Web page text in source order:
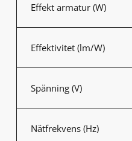
Effekt armatur (W)
Effektivitet (lm/W)
Spänning (V)
Nätfrekvens (Hz)